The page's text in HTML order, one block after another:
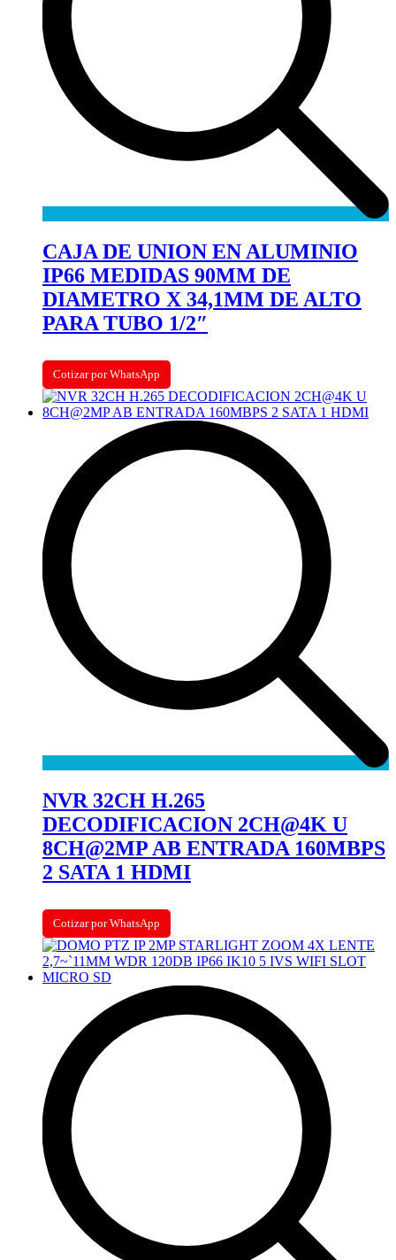
CAJA DE UNION EN ALUMINIO
IP66 MEDIDAS 90MM DE
DIAMETRO X 34,1MM DE ALTO
PARA TUBO 1/2″
Cotizar por WhatsApp
NVR 32CH H.265
DECODIFICACION 2CH@4K U
8CH@2MP AB ENTRADA 160MBPS
2 SATA 1 HDMI
Cotizar por WhatsApp